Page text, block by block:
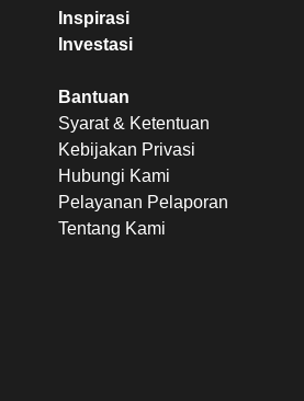
Inspirasi
Investasi
Bantuan
Syarat & Ketentuan
Kebijakan Privasi
Hubungi Kami
Pelayanan Pelaporan
Tentang Kami